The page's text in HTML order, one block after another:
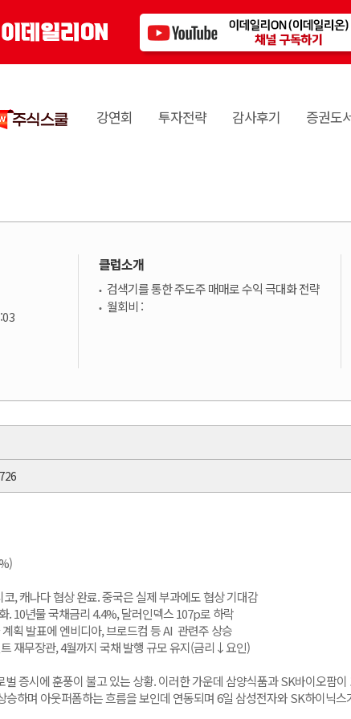
강연회 투자전략 감사후기 증권도
클럽소개
검색기를 통한 주도주 매매로 수익 극대화 전략
월회비 :
, 캐나다 협상 완료. 중국은 실제 부과에도 협상 기대감
. 10년물 국채금리 4.4%, 달러인덱스 107p로 하락
획 발표에 엔비디아, 브로드컴 등 AI  관련주 상승
재무장관, 4월까지 국채 발행 규모 유지(금리↓요인)
증시에 훈풍이 불고 있는 상황. 이러한 가운데 삼양식품과 SK바이오팜
하며 아웃퍼폼하는 흐름을 보인데 연동되며 6일 삼성전자와 SK하이닉